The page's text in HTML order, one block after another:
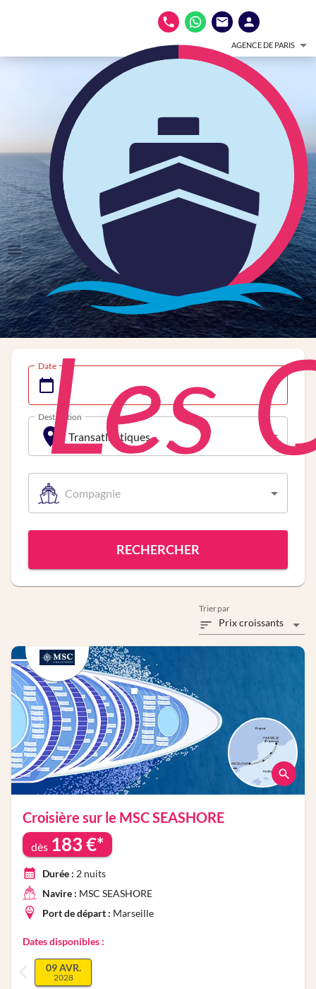
AGENCE DE PARIS
Nos croisières
transatlantiques
Date
Destination
Transatlantiques
Compagnie
RECHERCHER
Trier par
Prix croissants
Croisière sur le MSC SEASHORE
dès 183€*
Durée : 2 nuits
Navire : MSC SEASHORE
Port de départ : Marseille
Dates disponibles :
09 AVR.
2028